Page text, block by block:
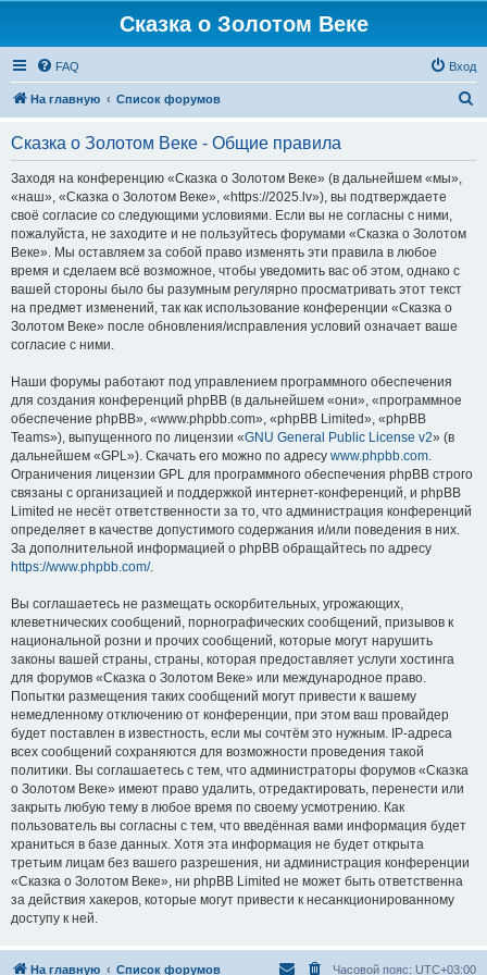
Сказка о Золотом Веке
FAQ Вход
На главную Список форумов
Сказка о Золотом Веке - Общие правила
Заходя на конференцию «Сказка о Золотом Веке» (в дальнейшем «мы»,
«наш», «Сказка о Золотом Веке», «https://2025.lv»), вы подтверждаете
своё согласие со следующими условиями. Если вы не согласны с ними,
пожалуйста, не заходите и не пользуйтесь форумами «Сказка о Золотом
Веке». Мы оставляем за собой право изменять эти правила в любое
время и сделаем всё возможное, чтобы уведомить вас об этом, однако с
вашей стороны было бы разумным регулярно просматривать этот текст
на предмет изменений, так как использование конференции «Сказка о
Золотом Веке» после обновления/исправления условий означает ваше
согласие с ними.
Наши форумы работают под управлением программного обеспечения
для создания конференций phpBB (в дальнейшем «они», «программное
обеспечение phpBB», «www.phpbb.com», «phpBB Limited», «phpBB
Teams»), выпущенного по лицензии «GNU General Public License v2» (в
дальнейшем «GPL»). Скачать его можно по адресу www.phpbb.com.
Ограничения лицензии GPL для программного обеспечения phpBB строго
связаны с организацией и поддержкой интернет-конференций, и phpBB
Limited не несёт ответственности за то, что администрация конференций
определяет в качестве допустимого содержания и/или поведения в них.
За дополнительной информацией о phpBB обращайтесь по адресу
https://www.phpbb.com/.
Вы соглашаетесь не размещать оскорбительных, угрожающих,
клеветнических сообщений, порнографических сообщений, призывов к
национальной розни и прочих сообщений, которые могут нарушить
законы вашей страны, страны, которая предоставляет услуги хостинга
для форумов «Сказка о Золотом Веке» или международное право.
Попытки размещения таких сообщений могут привести к вашему
немедленному отключению от конференции, при этом ваш провайдер
будет поставлен в известность, если мы сочтём это нужным. IP-адреса
всех сообщений сохраняются для возможности проведения такой
политики. Вы соглашаетесь с тем, что администраторы форумов «Сказка
о Золотом Веке» имеют право удалить, отредактировать, перенести или
закрыть любую тему в любое время по своему усмотрению. Как
пользователь вы согласны с тем, что введённая вами информация будет
храниться в базе данных. Хотя эта информация не будет открыта
третьим лицам без вашего разрешения, ни администрация конференции
«Сказка о Золотом Веке», ни phpBB Limited не может быть ответственна
за действия хакеров, которые могут привести к несанкционированному
доступу к ней.
На главную Список форумов Часовой пояс: UTC+03:00